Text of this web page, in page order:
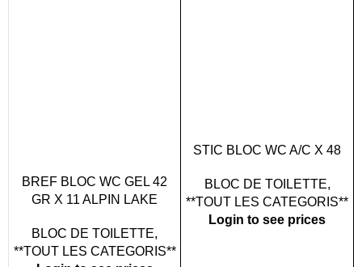
BREF BLOC WC GEL 42
GR X 11 ALPIN LAKE
BLOC DE TOILETTE,
**TOUT LES CATEGORIS**
STIC BLOC WC A/C X 48
BLOC DE TOILETTE,
**TOUT LES CATEGORIS**
Login to see prices